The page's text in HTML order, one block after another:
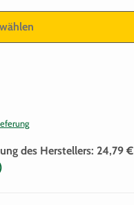
des Herstellers: 24,79 €